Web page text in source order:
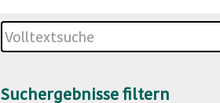
Suchergebnisse filtern